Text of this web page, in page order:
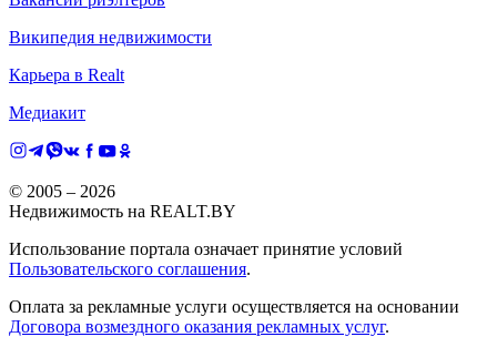
Википедия недвижимости
Карьера в Realt
Медиакит
© 2005 – 2026
Недвижимость на REALT.BY
Использование портала означает принятие условий
Пользовательского соглашения.
Оплата за рекламные услуги осуществляется на основании
Договора возмездного оказания рекламных услуг.